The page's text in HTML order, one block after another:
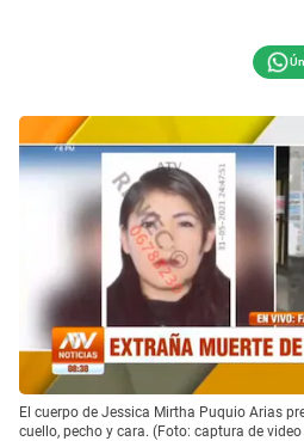
El cuerpo de Jessica Mirtha Puquio Arias
cuello, pecho y cara. (Foto: captura de video